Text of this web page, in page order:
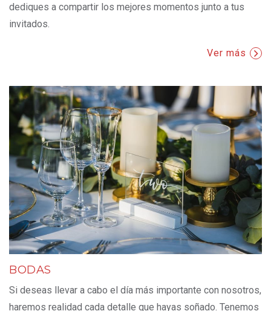
dediques a compartir los mejores momentos junto a tus
invitados.
Ver más
BODAS
Si deseas llevar a cabo el día más importante con nosotros,
haremos realidad cada detalle que hayas soñado. Tenemos